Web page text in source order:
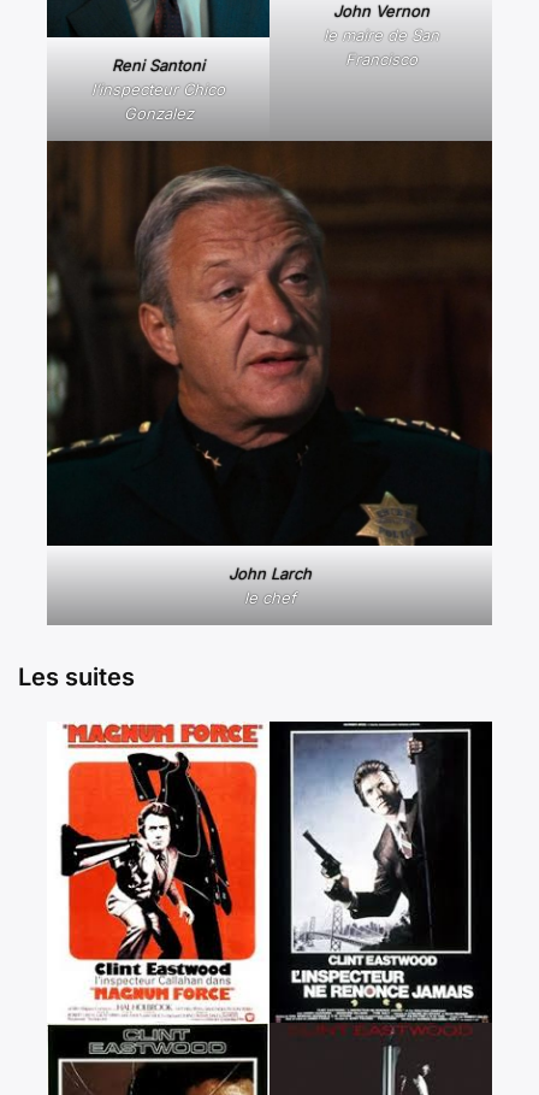
Reni Santoni
l’inspecteur Chico
Gonzalez
John Vernon
le maire de San
Francisco
John Larch
le chef
Les suites